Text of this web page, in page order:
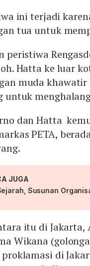
ini terjadi
tua untuk
peristiwa
Hatta ke luar
muda
untuk
dan Hatta
PETA,
JUGA
Susunan
itu di
Wikana
di